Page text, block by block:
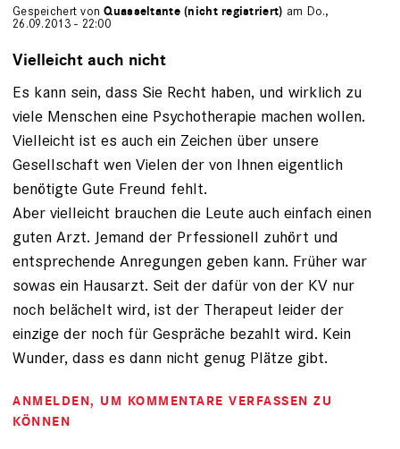
Gespeichert vonQuasseltante (nicht registriert) am Do.,
26.09.2013 - 22:00
Vielleicht auch nicht
Es kann sein, dass Sie Recht haben, und wirklich zu
viele Menschen eine Psychotherapie machen wollen.
Vielleicht ist es auch ein Zeichen über unsere
Gesellschaft wen Vielen der von Ihnen eigentlich
benötigte Gute Freund fehlt.
Aber vielleicht brauchen die Leute auch einfach einen
guten Arzt. Jemand der Prfessionell zuhört und
entsprechende Anregungen geben kann. Früher war
sowas ein Hausarzt. Seit der dafür von der KV nur
noch belächelt wird, ist der Therapeut leider der
einzige der noch für Gespräche bezahlt wird. Kein
Wunder, dass es dann nicht genug Plätze gibt.
ANMELDEN, UM KOMMENTARE VERFASSEN ZU
KÖNNEN